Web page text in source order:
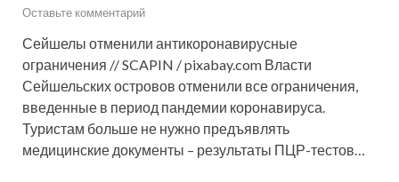
Оставьте комментарий
Сейшелы отменили антикоронавирусные
ограничения // SCAPIN / pixabay.com Власти
Сейшельских островов отменили все ограничения,
введенные в период пандемии коронавируса.
Туристам больше не нужно предъявлять
медицинские документы – результаты ПЦР-тестов…